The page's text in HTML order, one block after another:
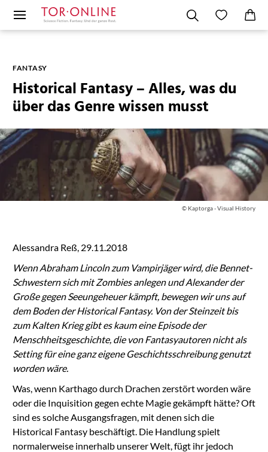
FANTASY
Historical Fantasy – Alles, was du
über das Genre wissen musst
© Kaptorga - Visual History
Alessandra Reß, 29.11.2018
Wenn Abraham Lincoln zum Vampirjäger wird, die Bennet-
Schwestern sich mit Zombies anlegen und Alexander der
Große gegen Seeungeheuer kämpft, bewegen wir uns auf
dem Boden der Historical Fantasy. Von der Steinzeit bis
zum Kalten Krieg gibt es kaum eine Episode der
Menschheitsgeschichte, die von Fantasyautoren nicht als
Setting für eine ganz eigene Geschichtsschreibung genutzt
worden wäre.
Was, wenn Karthago durch Drachen zerstört worden wäre
oder die Inquisition gegen echte Magie gekämpft hätte? Oft
sind es solche Ausgangsfragen, mit denen sich die
Historical Fantasy beschäftigt. Die Handlung spielt
normalerweise innerhalb unserer Welt, fügt ihr jedoch